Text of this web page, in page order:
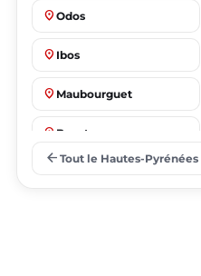
place Odos
place Ibos
place Maubourguet
place Bazet
arrow_back Tout le Hautes-Pyrénées